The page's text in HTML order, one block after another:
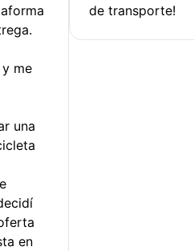
me
una
en
de transporte!